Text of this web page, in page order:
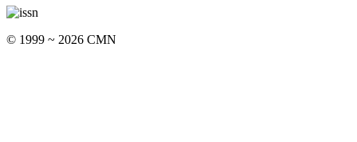
© 1999 ~ 2026 CMN